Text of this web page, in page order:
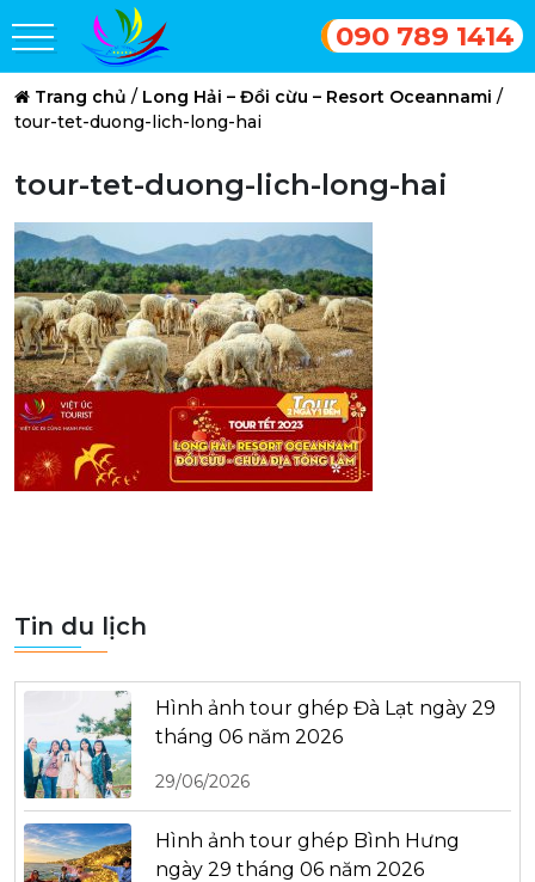
090 789 1414
Trang chủ / Long Hải – Đồi cừu – Resort Oceannami /
tour-tet-duong-lich-long-hai
tour-tet-duong-lich-long-hai
Tin du lịch
Hình ảnh tour ghép Đà Lạt ngày 29
tháng 06 năm 2026
29/06/2026
Hình ảnh tour ghép Bình Hưng
ngày 29 tháng 06 năm 2026